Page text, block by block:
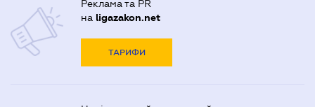
Реклама та PR
на ligazakon.net
ТАРИФИ